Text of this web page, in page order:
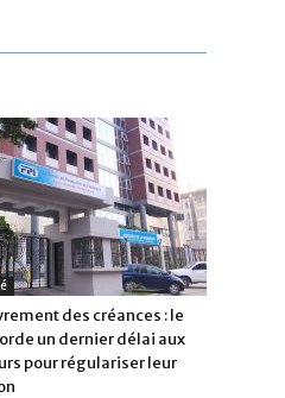
des créances : le
un dernier délai aux
pour régulariser leur